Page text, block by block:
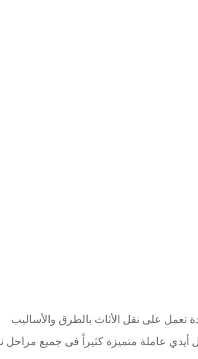
على نقل الأثاث بالطرق والأساليب
أيدي عاملة متميزة كثيراً فى جميع مراحل